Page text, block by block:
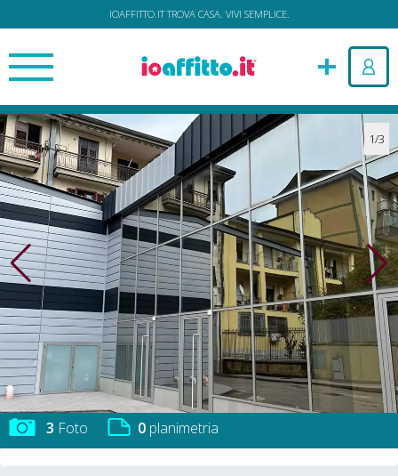
IOAFFITTO.IT TROVA CASA. VIVI SEMPLICE.
1/3
3 Foto 0 planimetria